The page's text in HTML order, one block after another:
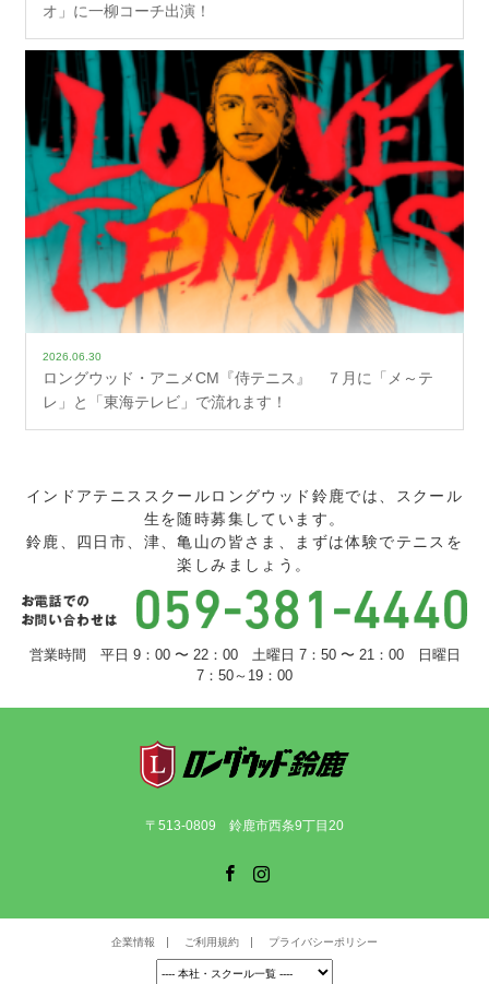
オ」に一柳コーチ出演！
2026.06.30
ロングウッド・アニメCM『侍テニス』 ７月に「メ～テ
レ」と「東海テレビ」で流れます！
インドアテニススクールロングウッド鈴鹿では、スクール
生を随時募集しています。
鈴鹿、四日市、津、亀山の皆さま、まずは体験でテニスを
楽しみましょう。
営業時間 平日 9：00 〜 22：00 土曜日 7：50 〜 21：00 日曜日
7：50～19：00
〒513-0809 鈴鹿市西条9丁目20
企業情報 ご利用規約 プライバシーポリシー